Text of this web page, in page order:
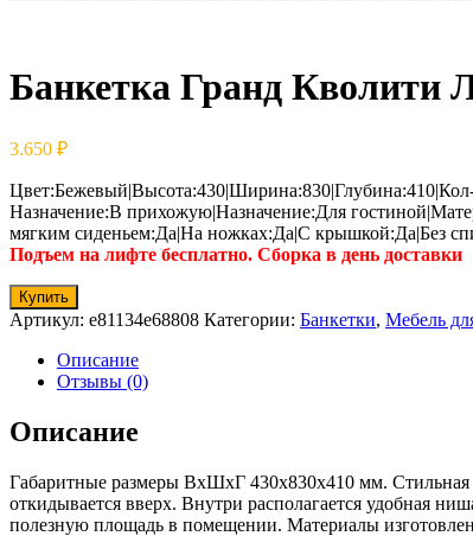
Банкетка Гранд Кволити
3.650 ₽
Назначение:В прихожую|Назначение:Для
мягким сиденьем:Да|На ножках:Да|С крышкой:Да|Без
Подъем на лифте бесплатно. Сборка в день доставки
Купить
Артикул: e81134e68808 Категории: Банкетки, Мебель
Описание
Отзывы (0)
Описание
Габаритные размеры ВхШхГ 430x830x410 мм. Стильная
откидывается вверх. Внутри располагается удобная
полезную площадь в помещении. Материалы